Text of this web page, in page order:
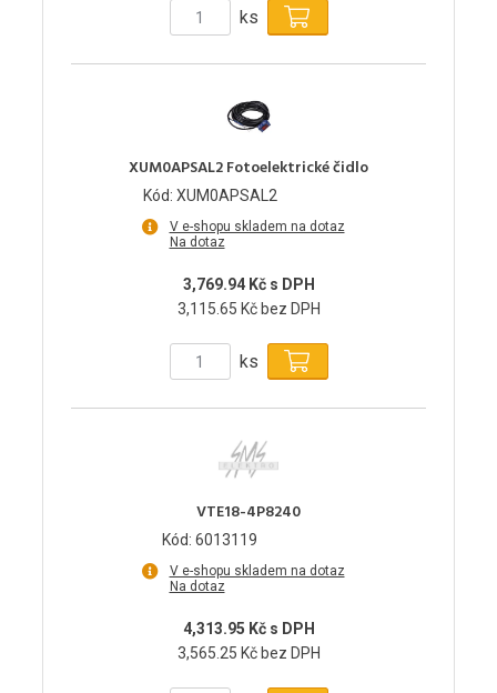
ks
XUM0APSAL2 Fotoelektrické čidlo
Kód: XUM0APSAL2
V e-shopu skladem na dotaz
Na dotaz
3,769.94 Kč s DPH
3,115.65 Kč bez DPH
ks
VTE18-4P8240
Kód: 6013119
V e-shopu skladem na dotaz
Na dotaz
4,313.95 Kč s DPH
3,565.25 Kč bez DPH